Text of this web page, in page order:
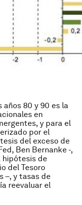
80 y 90 es la
en
y para el
por el
del exceso de
Ben Bernanke -,
hipótesis de
del Tesoro
–, y tasas de
reevaluar el